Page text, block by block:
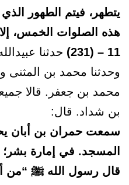
يتطهر، فيتم الطهور
هذه الصلوات الخمس،
11 – (231)
حدثنا
وحدثنا محمد بن المثنى
محمد بن جعفر. قالا
بن شداد. قال:
سمعت حمران بن أبان
المسجد. في إمارة
قال رسول الله ﷺ “من